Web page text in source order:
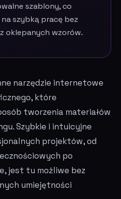
szablony, co
szybką pracę bez
oklepanych wzorów.
narzędzie internetowe
które
tworzenia materiałów
Szybkie i intuicyjne
projektów, od
po
jest tu możliwe bez
umiejętności